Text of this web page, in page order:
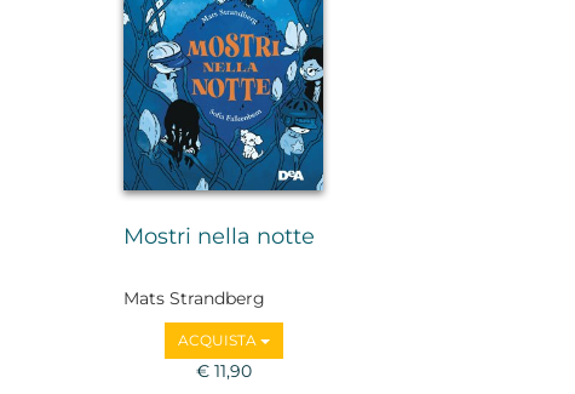
Mostri nella notte
Mats Strandberg
ACQUISTA
€ 11,90